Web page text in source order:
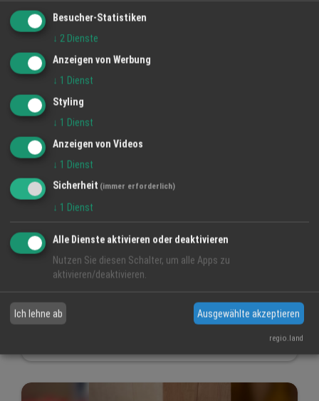
Mario Lo Conte: Mit Leidenschaft und Herz
am Steuer der Ortenau
22 Jan 2025
Regio Ortenau
Besucher-Statistiken
↓ 2 Dienste
Anzeigen von Werbung
↓ 1 Dienst
Styling
↓ 1 Dienst
Anzeigen von Videos
↓ 1 Dienst
Sicherheit (immer erforderlich)
↓ 1 Dienst
Alle Dienste aktivieren oder deaktivieren
Nutzen Sie diesen Schalter, um alle Apps zu
aktivieren/deaktivieren.
Ich lehne ab Ausgewählte akzeptieren
regio.land